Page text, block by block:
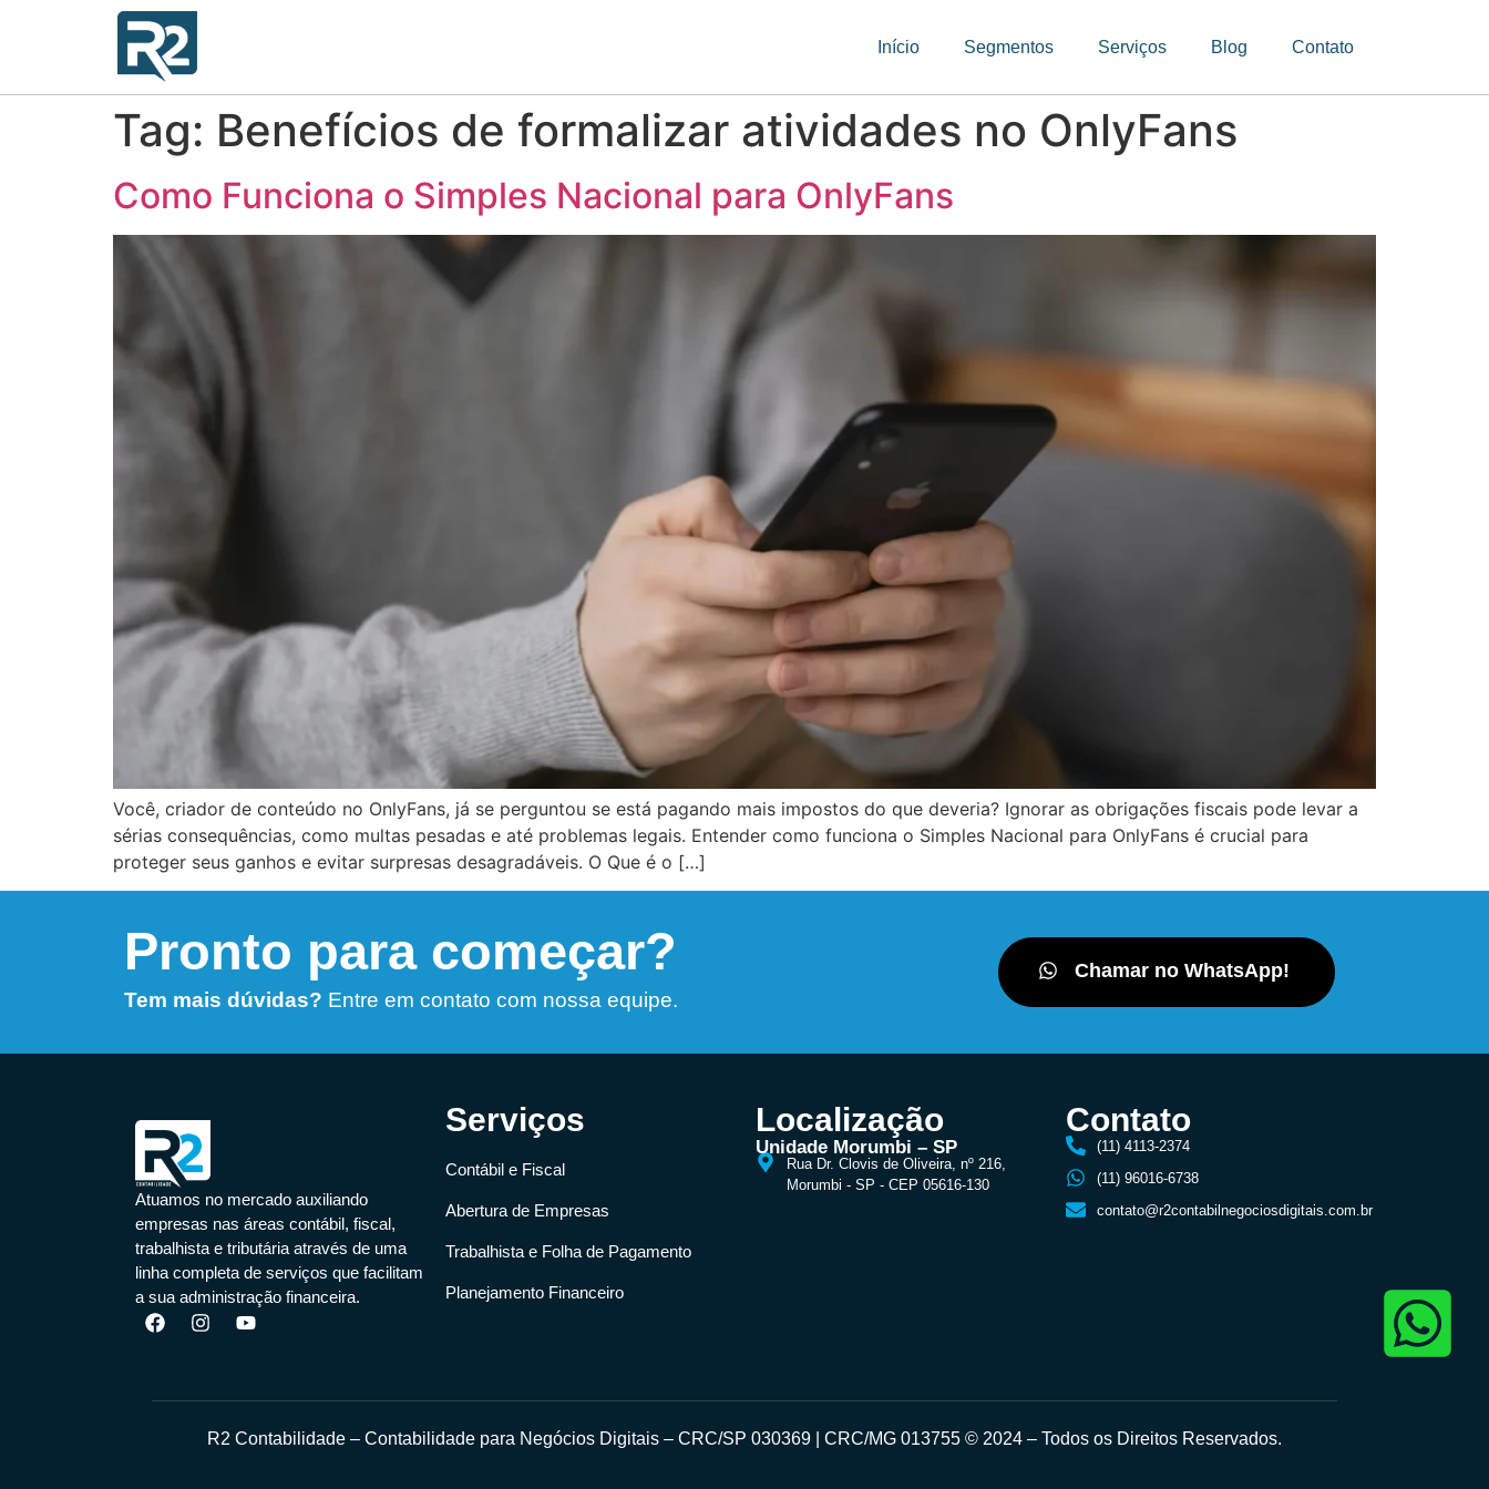
Início Segmentos Serviços Blog Contato
Tag: Benefícios de formalizar atividades no OnlyFans
Como Funciona o Simples Nacional para OnlyFans
Você, criador de conteúdo no OnlyFans, já se perguntou se está pagando mais impostos do que deveria? Ignorar as obrigações fiscais pode levar a
sérias consequências, como multas pesadas e até problemas legais. Entender como funciona o Simples Nacional para OnlyFans é crucial para
proteger seus ganhos e evitar surpresas desagradáveis. O Que é o […]
Pronto para começar?
Tem mais dúvidas? Entre em contato com nossa equipe.
Chamar no WhatsApp!
Atuamos no mercado auxiliando
empresas nas áreas contábil, fiscal,
trabalhista e tributária através de uma
linha completa de serviços que facilitam
a sua administração financeira.
Serviços
Contábil e Fiscal
Abertura de Empresas
Trabalhista e Folha de Pagamento
Planejamento Financeiro
Localização
Unidade Morumbi – SP
Rua Dr. Clovis de Oliveira, nº 216,
Morumbi - SP - CEP 05616-130
Contato
(11) 4113-2374
(11) 96016-6738
contato@r2contabilnegociosdigitais.com.br
R2 Contabilidade – Contabilidade para Negócios Digitais – CRC/SP 030369 | CRC/MG 013755 © 2024 – Todos os Direitos Reservados.